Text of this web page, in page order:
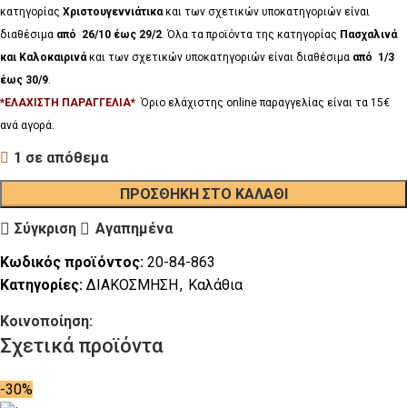
κατηγορίας Χριστουγεννιάτικακαι των σχετικών υποκατηγοριών είναι
διαθέσιμα από 26/10 έως 29/2 . Όλα τα προϊόντα της κατηγορίας Πασχαλινά
και Καλοκαιρινάκαι των σχετικών υποκατηγοριών είναι διαθέσιμα από 1/3
έως 30/9
*ΕΛΑΧΙΣΤΗ ΠΑΡΑΓΓΕΛΙΑ* Όριο ελάχιστης online παραγγελίας είναι τα 15€
ανά αγορά.
1 σε απόθεμα
ΠΡΟΣΘΉΚΗ ΣΤΟ ΚΑΛΆΘΙ
Σύγκριση
Αγαπημένα
Κωδικός προϊόντος: 20-84-863
Κατηγορίες: ΔΙΑΚΟΣΜΗΣΗ, Καλάθια
Κοινοποίηση:
Σχετικά προϊόντα
-30%